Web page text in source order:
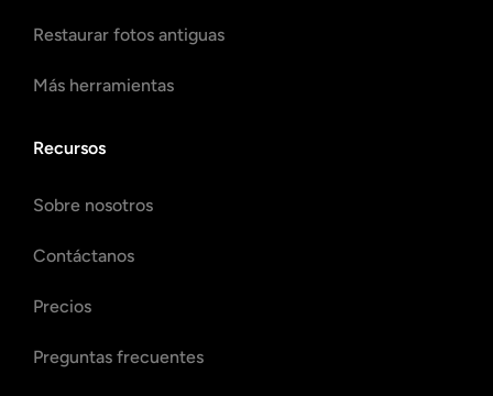
Restaurar fotos antiguas
Más herramientas
Recursos
Sobre nosotros
Contáctanos
Precios
Preguntas frecuentes